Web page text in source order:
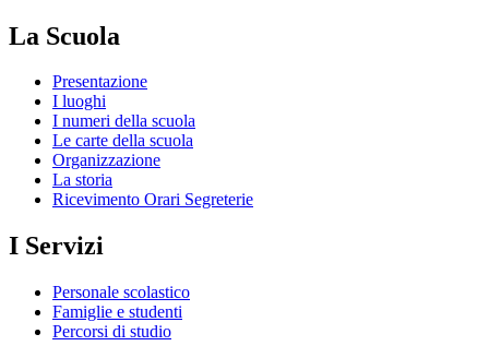
La Scuola
Presentazione
I luoghi
I numeri della scuola
Le carte della scuola
Organizzazione
La storia
Ricevimento Orari Segreterie
I Servizi
Personale scolastico
Famiglie e studenti
Percorsi di studio